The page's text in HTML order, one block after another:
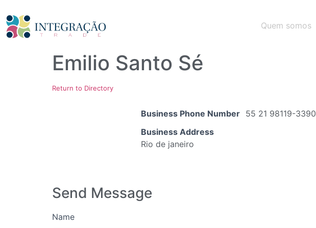
Quem somos
Emilio Santo Sé
Return to Directory
Business Phone Number 55 21 98119-3390
Business Address
Rio de janeiro
Send Message
Name